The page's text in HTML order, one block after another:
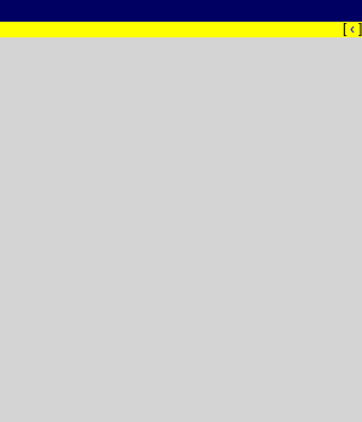
[‹ ]